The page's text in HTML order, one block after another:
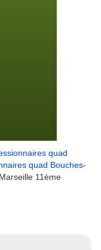
quad
quad Bouches-
11ème